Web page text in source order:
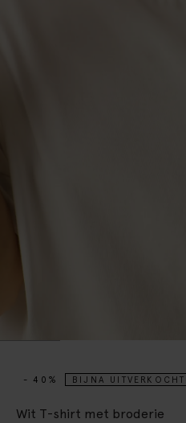
- 40% BIJNA UITVERKOCHT!
Wit T-shirt met broderie